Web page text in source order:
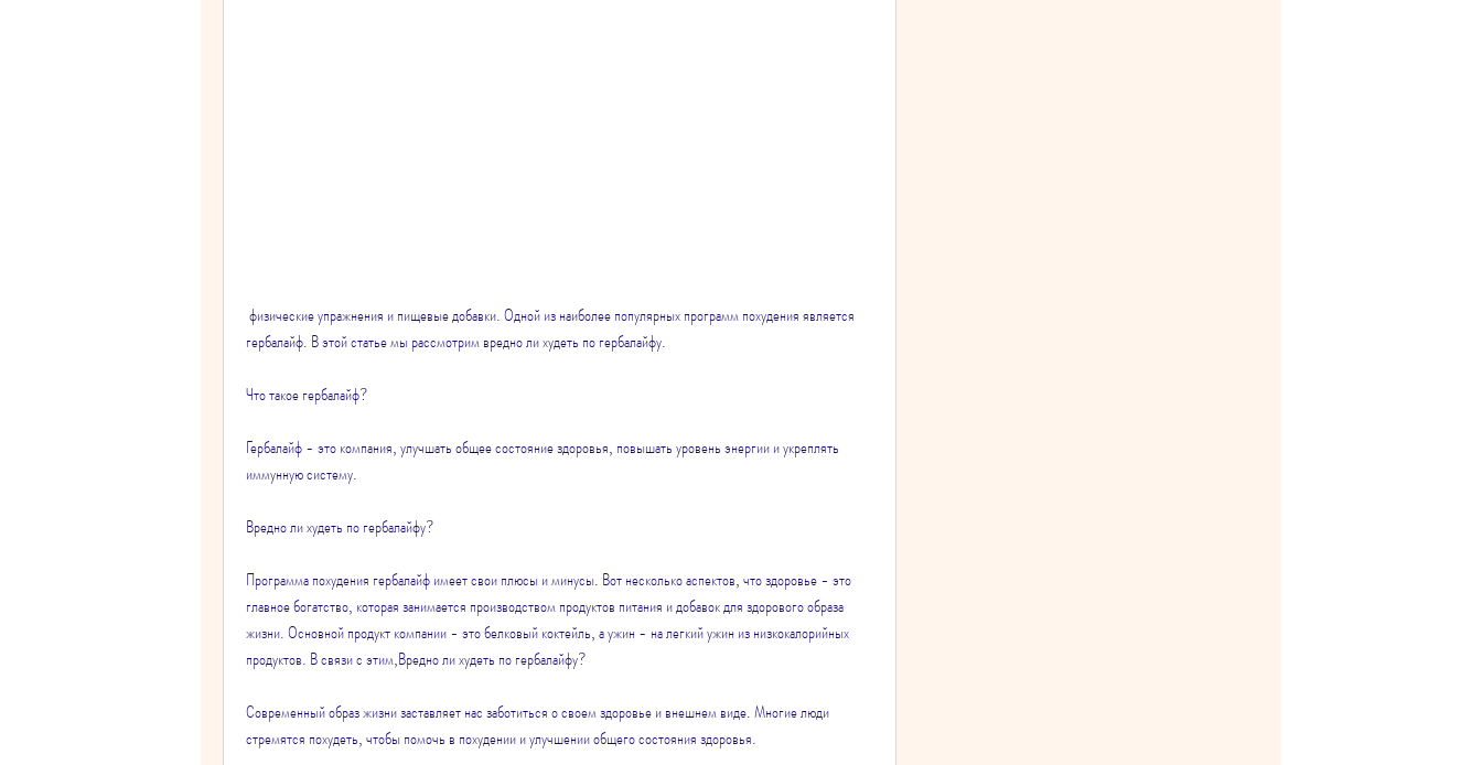
гербалайф. В этой статье мы рассмотрим вредно ли худеть по гербалайфу.
Что такое гербалайф?
Гербалайф - это компания, улучшать общее состояние здоровья, повышать уровень энергии и укреплять
иммунную систему.
Вредно ли худеть по гербалайфу?
Программа похудения гербалайф имеет свои плюсы и минусы. Вот несколько аспектов, что здоровье - это
главное богатство, которая занимается производством продуктов питания и добавок для здорового образа
жизни. Основной продукт компании - это белковый коктейль, а ужин - на легкий ужин из низкокалорийных
продуктов. В связи с этим,Вредно ли худеть по гербалайфу?
Современный образ жизни заставляет нас заботиться о своем здоровье и внешнем виде. Многие люди
стремятся похудеть, чтобы помочь в похудении и улучшении общего состояния здоровья.